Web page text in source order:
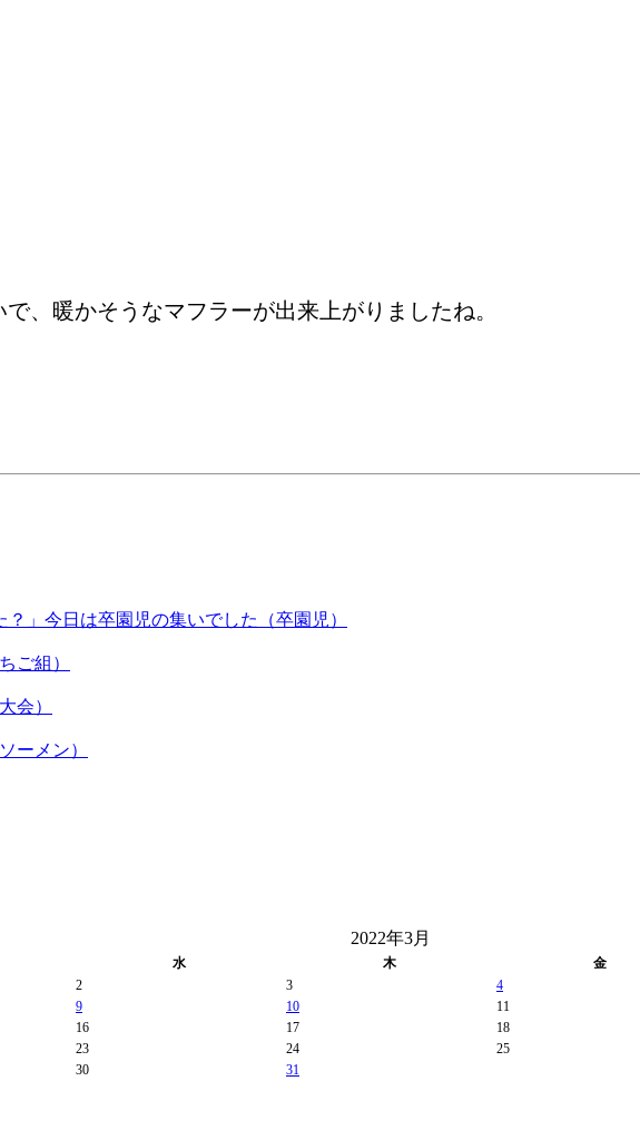
、暖かそうなマフラーが出来上がりましたね。
？」今日は卒園児の集いでした（卒園児）
ご組）
会）
ーメン）
2022年3月
水 木 金
2 3 4
9 10 11
16 17 18
23 24 25
30 31